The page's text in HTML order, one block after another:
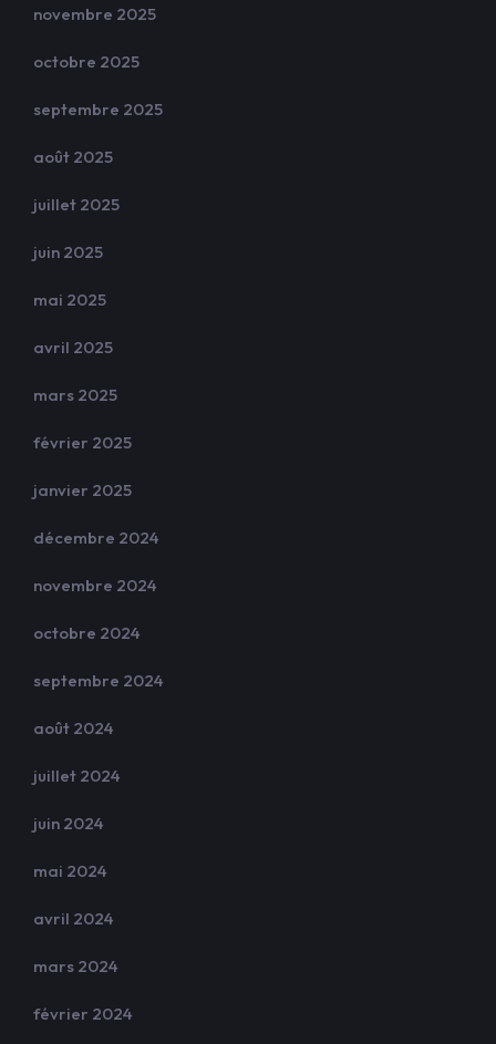
novembre 2025
octobre 2025
septembre 2025
août 2025
juillet 2025
juin 2025
mai 2025
avril 2025
mars 2025
février 2025
janvier 2025
décembre 2024
novembre 2024
octobre 2024
septembre 2024
août 2024
juillet 2024
juin 2024
mai 2024
avril 2024
mars 2024
février 2024